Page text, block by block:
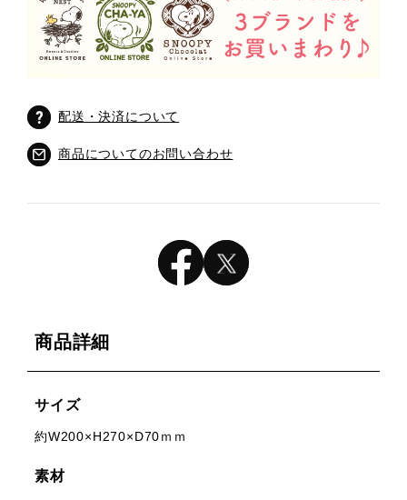
配送・決済について
商品についてのお問い合わせ
商品詳細
サイズ
約W200×H270×D70ｍｍ
素材